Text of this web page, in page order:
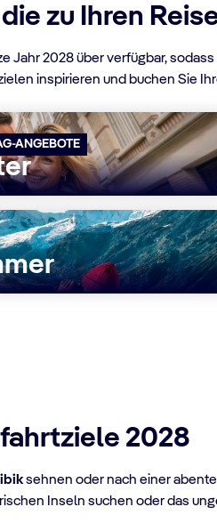
zu Ihren
Jahr 2028 über verfügbar,
inspirieren und buchen Sie
ANGEBOTE
2028
sehnen oder nach einer
Inseln suchen oder das